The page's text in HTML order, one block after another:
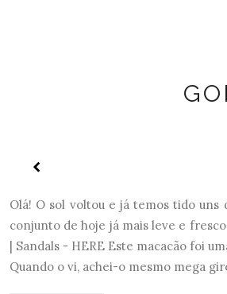
Olá! O sol voltou e já temos tido uns
conjunto de hoje já mais leve e
| Sandals - HERE Este macacão foi
Quando o vi, achei-o mesmo mega